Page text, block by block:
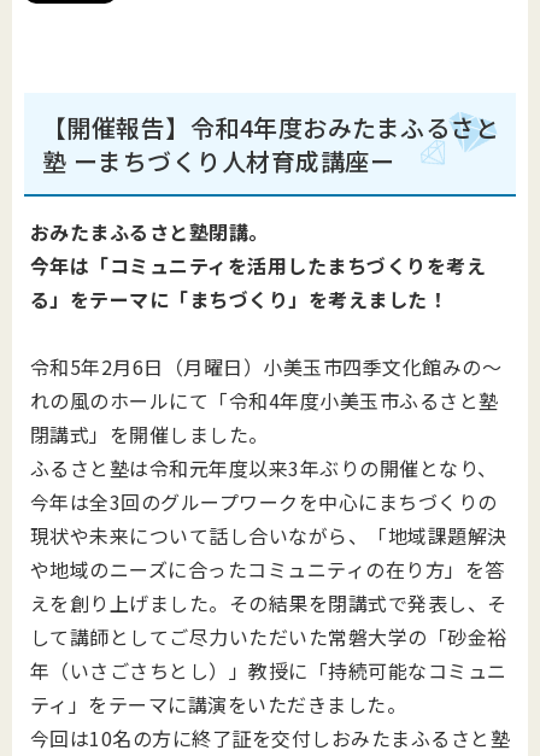
【開催報告】令和4年度おみたまふるさと
塾 ーまちづくり人材育成講座ー
おみたまふるさと塾閉講。
今年は「コミュニティを活用したまちづくりを考え
る」をテーマに「まちづくり」を考えました！
令和5年2月6日（月曜日）小美玉市四季文化館みの～
れの風のホールにて「令和4年度小美玉市ふるさと塾
閉講式」を開催しました。
ふるさと塾は令和元年度以来3年ぶりの開催となり、
今年は全3回のグループワークを中心にまちづくりの
現状や未来について話し合いながら、「地域課題解決
や地域のニーズに合ったコミュニティの在り方」を答
えを創り上げました。その結果を閉講式で発表し、そ
して講師としてご尽力いただいた常磐大学の「砂金裕
年（いさごさちとし）」教授に「持続可能なコミュニ
ティ」をテーマに講演をいただきました。
今回は10名の方に終了証を交付しおみたまふるさと塾